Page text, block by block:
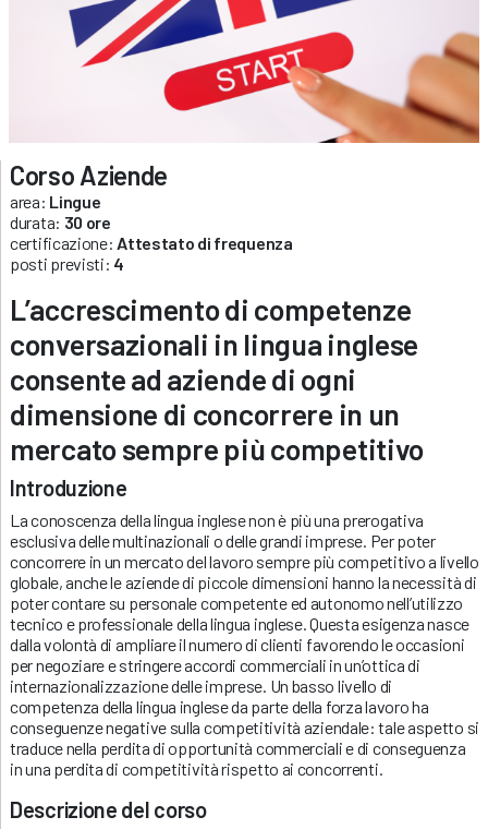
Corso Aziende
area: Lingue
durata: 30 ore
certificazione: Attestato di frequenza
posti previsti: 4
L’accrescimento di competenze
conversazionali in lingua inglese
consente ad aziende di ogni
dimensione di concorrere in un
mercato sempre più competitivo
Introduzione
La conoscenza della lingua inglese non è più una prerogativa
esclusiva delle multinazionali o delle grandi imprese. Per poter
concorrere in un mercato del lavoro sempre più competitivo a livello
globale, anche le aziende di piccole dimensioni hanno la necessità di
poter contare su personale competente ed autonomo nell’utilizzo
tecnico e professionale della lingua inglese. Questa esigenza nasce
dalla volontà di ampliare il numero di clienti favorendo le occasioni
per negoziare e stringere accordi commerciali in un’ottica di
internazionalizzazione delle imprese. Un basso livello di
competenza della lingua inglese da parte della forza lavoro ha
conseguenze negative sulla competitività aziendale: tale aspetto si
traduce nella perdita di opportunità commerciali e di conseguenza
in una perdita di competitività rispetto ai concorrenti.
Descrizione del corso